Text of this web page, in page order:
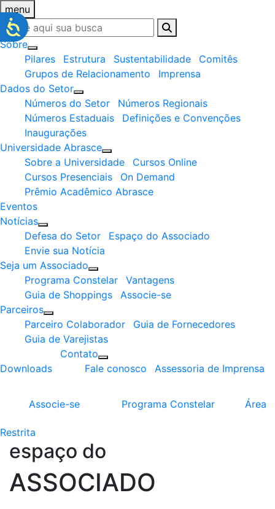
menu
Sobre
Pilares
Estrutura Sustentabilidade
Comitês
Grupos de Relacionamento
Imprensa
Dados do Setor
Números do Setor
Números Regionais
Números Estaduais
Definições e Convenções
Inaugurações
Universidade Abrasce
Sobre a Universidade
Cursos Online
Cursos Presenciais
On Demand
Prêmio Acadêmico Abrasce
Eventos
Notícias
Defesa do Setor
Espaço do Associado
Envie sua Notícia
Seja um Associado
Programa Constelar
Vantagens
Guia de Shoppings
Associe-se
Parceiros
Parceiro Colaborador
Guia de Fornecedores
Guia de Varejistas
Downloads
Contato
Fale conosco
Assessoria de Imprensa
Associe-se Programa Constelar Área
Restrita
espaço do
ASSOCIADO